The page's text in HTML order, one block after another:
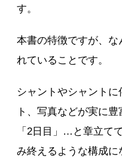
す。
本書の特徴ですが、
れていることです。
シャントやシャント
ト、写真などが実に豊
「2日目」…と章立て
み終えるような構成